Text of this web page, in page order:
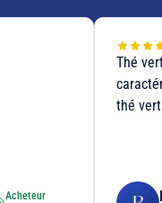
Acheteur
Thé
thé